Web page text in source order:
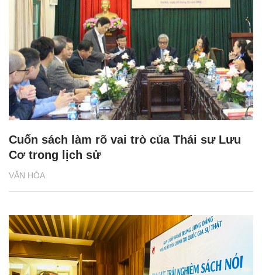
VĂN HÓA
Cuốn sách làm rõ vai trò của Thái sư Lưu
Cơ trong lịch sử